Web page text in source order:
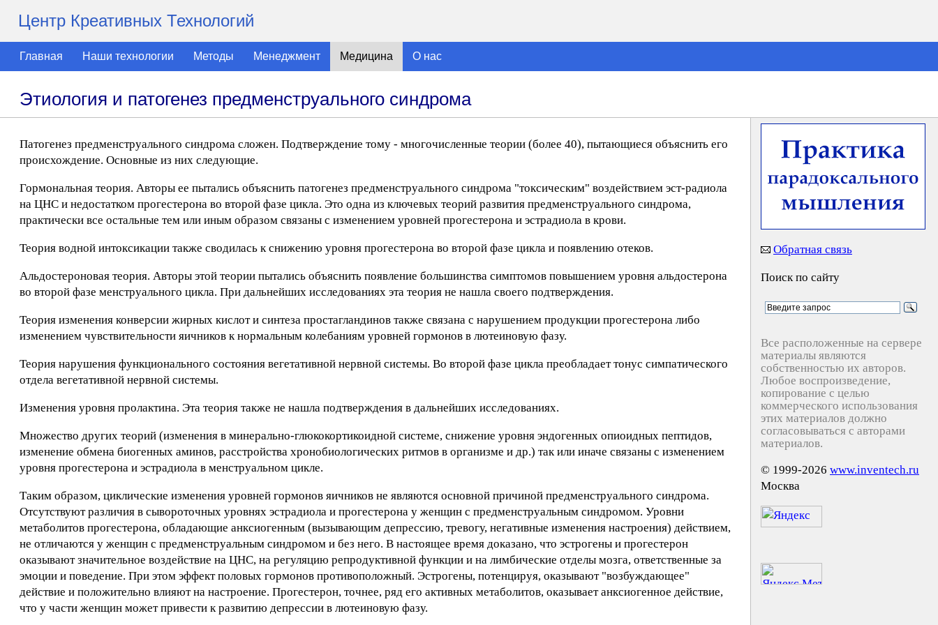
Центр Креативных Технологий
Главная Наши технологии Методы Менеджмент Медицина О нас
Этиология и патогенез предменструального синдрома
Патогенез предменструального синдрома сложен. Подтверждение тому - многочисленные теории (более 40), пытающиеся объяснить его
происхождение. Основные из них следующие.
Гормональная теория. Авторы ее пытались объяснить патогенез предменструального синдрома "токсическим" воздействием эст-радиола
на ЦНС и недостатком прогестерона во второй фазе цикла. Это одна из ключевых теорий развития предменструального синдрома,
практически все остальные тем или иным образом связаны с изменением уровней прогестерона и эстрадиола в крови.
Теория водной интоксикации также сводилась к снижению уровня прогестерона во второй фазе цикла и появлению отеков.
Альдостероновая теория. Авторы этой теории пытались объяснить появление большинства симптомов повышением уровня альдостерона
во второй фазе менструального цикла. При дальнейших исследованиях эта теория не нашла своего подтверждения.
Теория изменения конверсии жирных кислот и синтеза простагландинов также связана с нарушением продукции прогестерона либо
изменением чувствительности яичников к нормальным колебаниям уровней гормонов в лютеиновую фазу.
Теория нарушения функционального состояния вегетативной нервной системы. Во второй фазе цикла преобладает тонус симпатического
отдела вегетативной нервной системы.
Изменения уровня пролактина. Эта теория также не нашла подтверждения в дальнейших исследованиях.
Множество других теорий (изменения в минерально-глюкокортикоидной системе, снижение уровня эндогенных опиоидных пептидов,
изменение обмена биогенных аминов, расстройства хронобиологических ритмов в организме и др.) так или иначе связаны с изменением
уровня прогестерона и эстрадиола в менструальном цикле.
Таким образом, циклические изменения уровней гормонов яичников не являются основной причиной предменструального синдрома.
Отсутствуют различия в сывороточных уровнях эстрадиола и прогестерона у женщин с предменструальным синдромом. Уровни
метаболитов прогестерона, обладающие анксиогенным (вызывающим депрессию, тревогу, негативные изменения настроения) действием,
не отличаются у женщин с предменструальным синдромом и без него. В настоящее время доказано, что эстрогены и прогестерон
оказывают значительное воздействие на ЦНС, на регуляцию репродуктивной функции и на лимбические отделы мозга, ответственные за
эмоции и поведение. При этом эффект половых гормонов противоположный. Эстрогены, потенцируя, оказывают "возбуждающее"
действие и положительно влияют на настроение. Прогестерон, точнее, ряд его активных метаболитов, оказывает анксиогенное действие,
что у части женщин может привести к развитию депрессии в лютеиновую фазу.
Обратная связь
Поиск по сайту
Все расположенные на сервере
материалы являются
собственностью их авторов.
Любое воспроизведение,
копирование с целью
коммерческого использования
этих материалов должно
согласовываться с авторами
материалов.
© 1999-2026 www.inventech.ru
Москва